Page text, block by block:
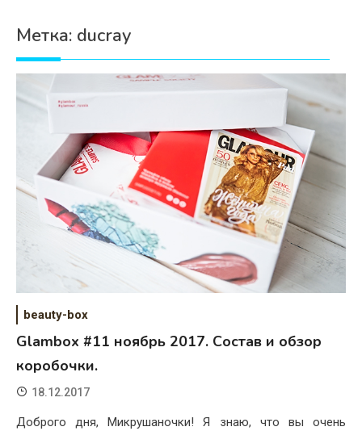
Дети
Свадьба
Дом
Хобби
Красота
Недвижимость
Метка: ducray
beauty-box
Glambox #11 ноябрь 2017. Состав и обзор
коробочки.
18.12.2017
Доброго дня, Микрушаночки! Я знаю, что вы очень